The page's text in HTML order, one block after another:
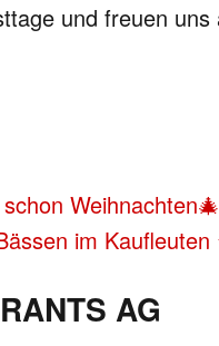
und freuen
Weihnachten🎄
im Kaufleuten
AG